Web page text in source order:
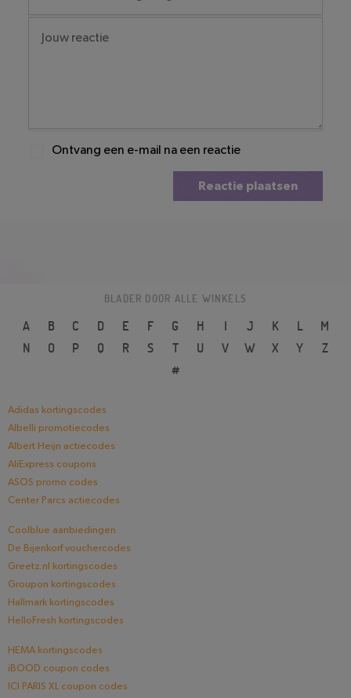
Ontvang een e-mail na een reactie
Reactie plaatsen
BLADER DOOR ALLE WINKELS
A B C D E F G H I J K L
M
N
O P Q R S T U V W X Y
Z
#
Adidas kortingscodes
Albelli promotiecodes
Albert Heijn actiecodes
AliExpress coupons
ASOS promo codes
Center Parcs actiecodes
Coolblue aanbiedingen
De Bijenkorf vouchercodes
Greetz.nl kortingscodes
Groupon kortingscodes
Hallmark kortingscodes
HelloFresh kortingscodes
HEMA kortingscodes
iBOOD coupon codes
ICI PARIS XL coupon codes